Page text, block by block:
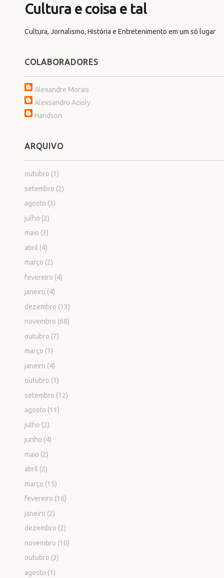
Cultura e coisa e tal
Cultura, Jornalismo, História e Entretenimento em um só lugar
COLABORADORES
Alexandre Morais
Alexsandro Acioly
Handson
ARQUIVO
outubro (1)
setembro (2)
agosto (3)
julho (2)
maio (3)
abril (4)
março (2)
fevereiro (4)
janeiro (4)
dezembro (13)
novembro (68)
outubro (7)
março (1)
janeiro (4)
outubro (1)
setembro (12)
agosto (11)
julho (2)
junho (4)
maio (2)
abril (2)
março (15)
fevereiro (16)
janeiro (2)
dezembro (2)
novembro (10)
outubro (3)
agosto (1)